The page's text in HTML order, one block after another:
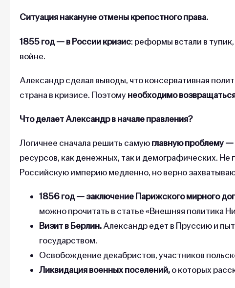
Ситуация накануне отмены крепостного права.
1855 год — в России кризис: реформы встали в
войне.
Александр сделал выводы, что консервативная
страна в кризисе. Поэтому необходимо
Что делает Александр в начале правления?
Логичнее сначала решить самуюглавную проблему
ресурсов, как денежных, так и демографических.
Российскую империю медленно, но верно
1856 год — заключение Парижского мирного
можно прочитать в статье «Внешняя политика
Визит в Берлин.Александр едет в Пруссию и
государством.
Освобождение декабристов, участников
Ликвидация военных поселений,о которых